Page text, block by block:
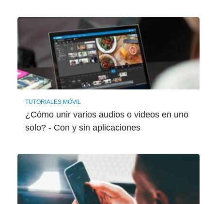
TUTORIALES MÓVIL
¿Cómo unir varios audios o videos en uno
solo? - Con y sin aplicaciones